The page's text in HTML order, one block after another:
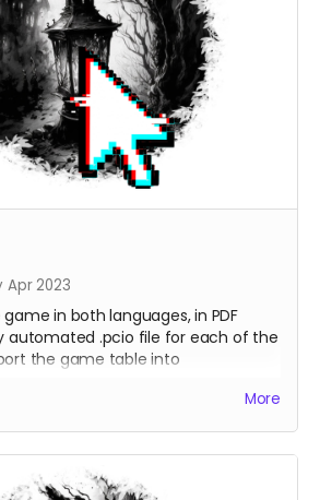
Apr 2023
in both languages, in PDF
automated .pcio file for each of the
the game table into
en ambos idiomas en formato
para cada personaje en
automatizados para
More